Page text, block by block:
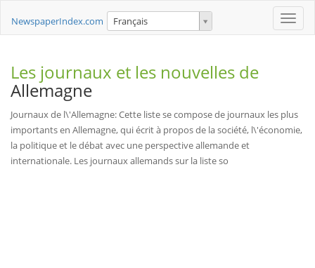
Toggle
NewspaperIndex.com Français
Les journaux et les nouvelles de
Allemagne
Journaux de l\'Allemagne: Cette liste se compose de journaux les plus
importants en Allemagne, qui écrit à propos de la société, l\'économie,
la politique et le débat avec une perspective allemande et
internationale. Les journaux allemands sur la liste so